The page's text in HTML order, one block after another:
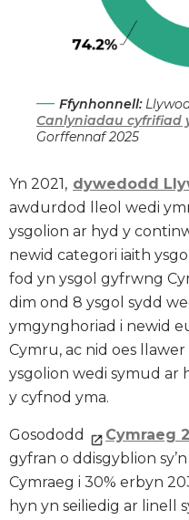
Ffynhonnell:
Canlyniadau cyfrifiad
Gorffennaf 2025
Yn 2021, dywedodd
awdurdod lleol wedi
ysgolion ar hyd y
newid categori iaith
fod yn ysgol gyfrwng
dim ond 8 ysgol sydd
ymgynghoriad i newid
Cymru, ac nid oes
ysgolion wedi symud ar
y cyfnod yma.
Gosododd Cymraeg
gyfran o ddisgyblion
Cymraeg i 30% erbyn
hyn yn seiliedig ar linell